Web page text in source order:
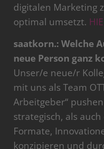
digitalen Marketing
optimal umsetzt.
saatkorn.: Welche
neue Person ganz
Unser/e neue/r
mit uns als Team
Arbeitgeber“
strategisch, als
Formate,
konzipieren und